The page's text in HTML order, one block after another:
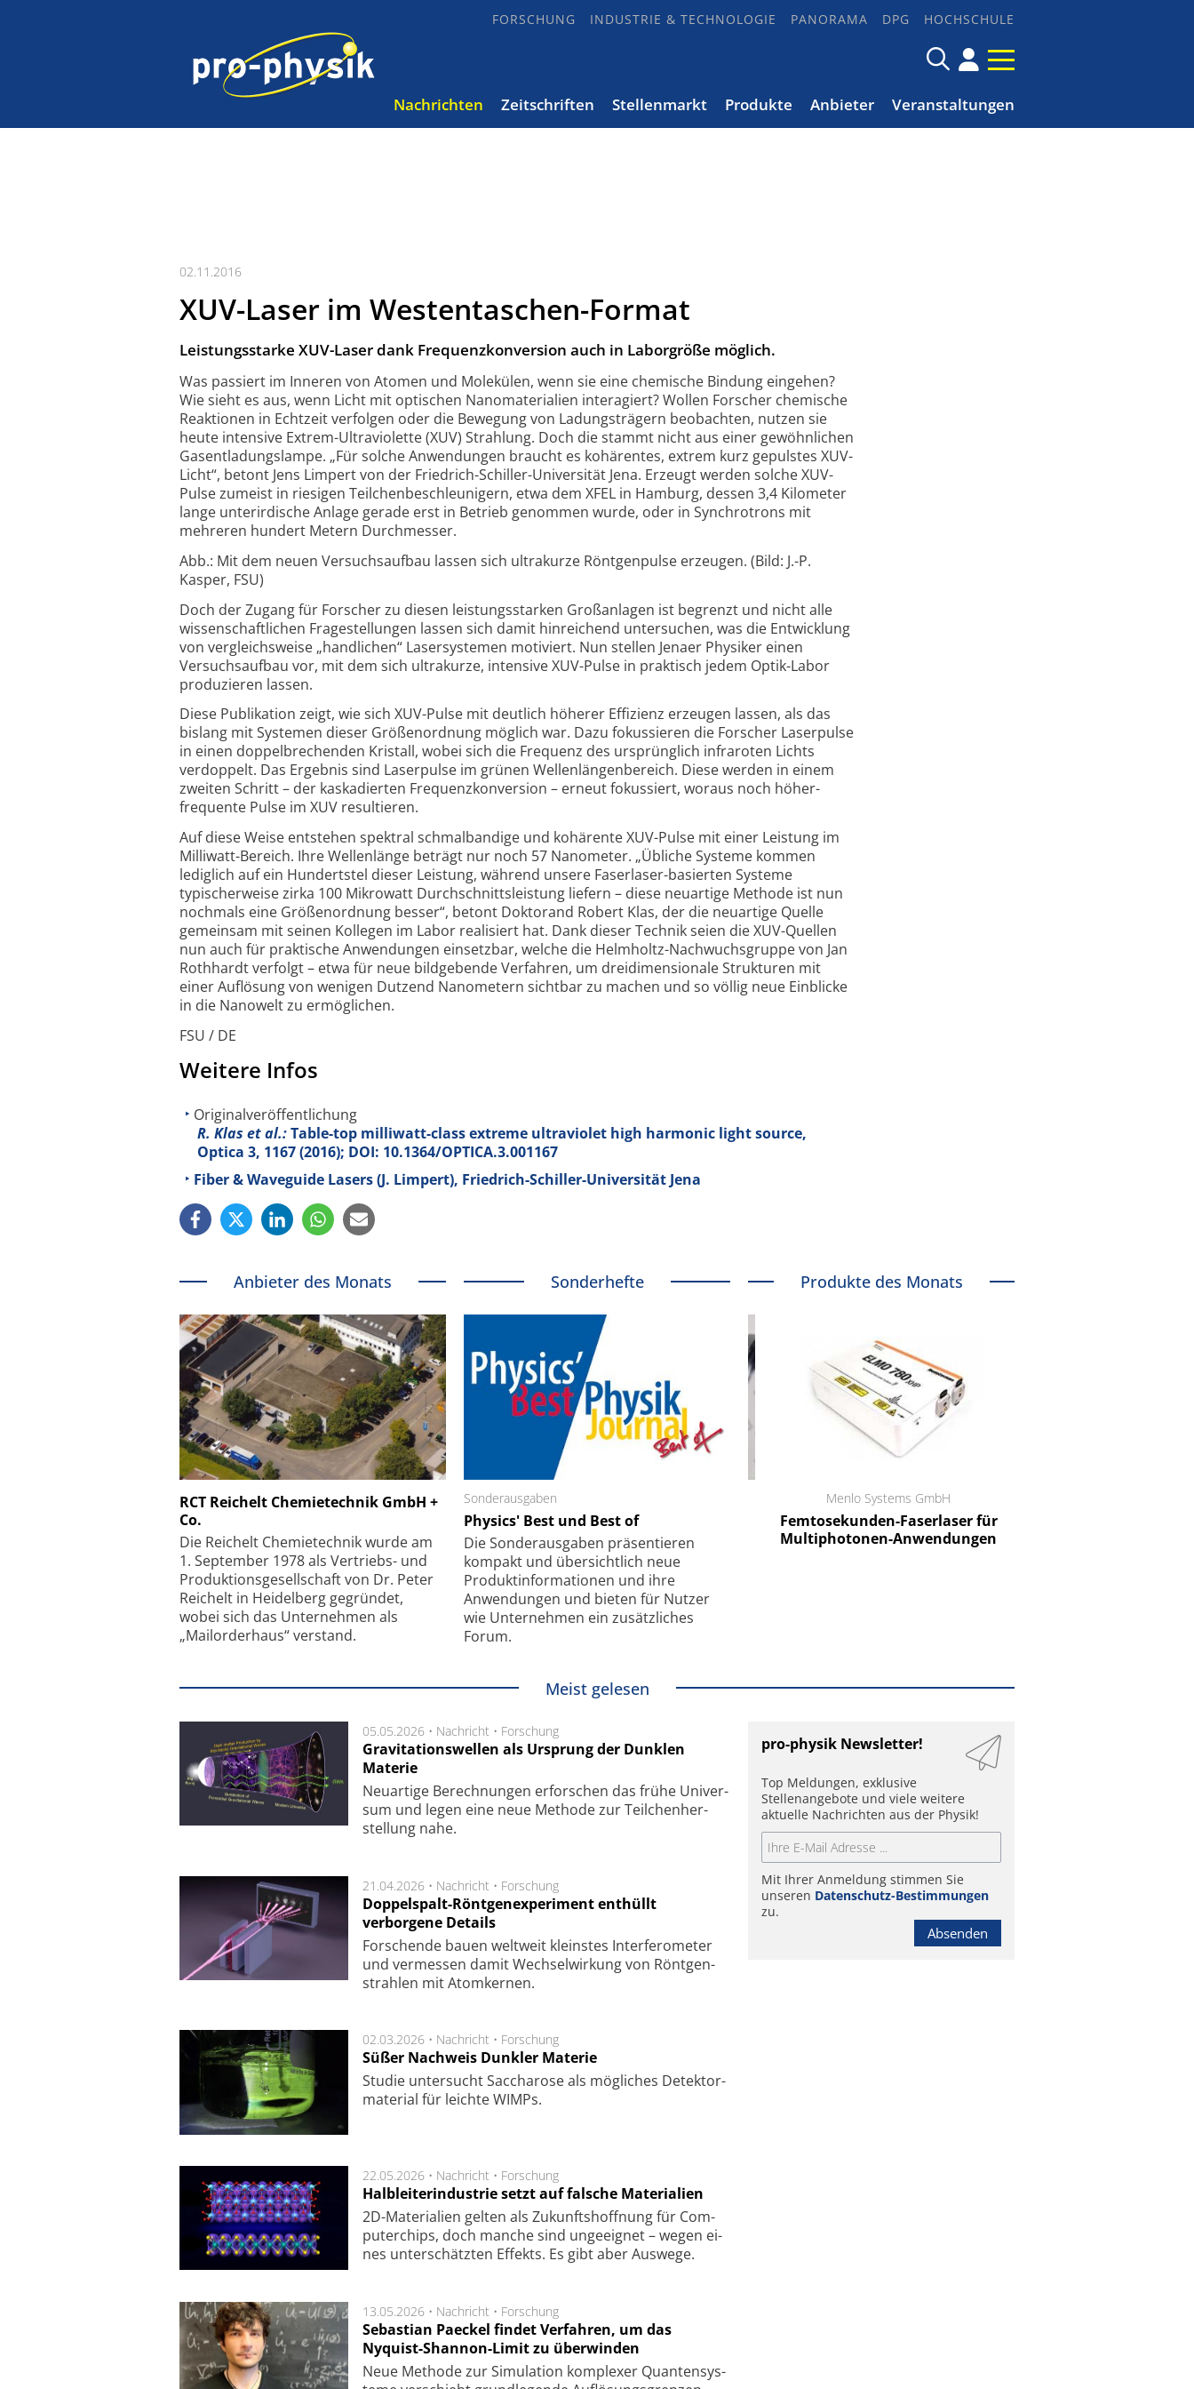
FORSCHUNG INDUSTRIE & TECHNOLOGIE PANORAMA DPG HOCHSCHULE
Nachrichten Zeitschriften Stellenmarkt Produkte Anbieter Veranstaltungen
02.11.2016
XUV-Laser im Westentaschen-Format
Leistungsstarke XUV-Laser dank Frequenzkonversion auch in Laborgröße möglich.
Was passiert im Inneren von Atomen und Molekülen, wenn sie eine chemische Bindung eingehen?
Wie sieht es aus, wenn Licht mit optischen Nano­materialien interagiert? Wollen Forscher chemische
Reaktionen in Echtzeit verfolgen oder die Bewegung von Ladungs­trägern beobachten, nutzen sie
heute intensive Extrem-Ultra­violette (XUV) Strahlung. Doch die stammt nicht aus einer gewöhnlichen
Gas­entladungs­lampe. „Für solche Anwendungen braucht es kohärentes, extrem kurz gepulstes XUV-
Licht“, betont Jens Limpert von der Friedrich-Schiller-Universität Jena. Erzeugt werden solche XUV-
Pulse zumeist in riesigen Teilchen­beschleunigern, etwa dem XFEL in Hamburg, dessen 3,4 Kilometer
lange unterirdische Anlage gerade erst in Betrieb genommen wurde, oder in Synchrotrons mit
mehreren hundert Metern Durchmesser.
Abb.: Mit dem neuen Versuchsaufbau lassen sich ultrakurze Röntgenpulse erzeugen. (Bild: J.-P.
Kasper, FSU)
Doch der Zugang für Forscher zu diesen leistungsstarken Groß­anlagen ist begrenzt und nicht alle
wissenschaftlichen Frage­stellungen lassen sich damit hinreichend untersuchen, was die Entwicklung
von vergleichs­weise „handlichen“ Laser­systemen motiviert. Nun stellen Jenaer Physiker einen
Versuchs­aufbau vor, mit dem sich ultrakurze, intensive XUV-Pulse in praktisch jedem Optik-Labor
produzieren lassen.
Diese Publikation zeigt, wie sich XUV-Pulse mit deutlich höherer Effizienz erzeugen lassen, als das
bislang mit Systemen dieser Größen­ordnung möglich war. Dazu fokussieren die Forscher Laser­pulse
in einen doppel­brechenden Kristall, wobei sich die Frequenz des ursprünglich infra­roten Lichts
verdoppelt. Das Ergebnis sind Laserpulse im grünen Wellen­längen­bereich. Diese werden in einem
zweiten Schritt – der kaskadierten Frequenz­konversion – erneut fokussiert, woraus noch höher­
frequente Pulse im XUV resultieren.
Auf diese Weise entstehen spektral schmalbandige und kohärente XUV-Pulse mit einer Leistung im
Milliwatt-Bereich. Ihre Wellenlänge beträgt nur noch 57 Nanometer. „Übliche Systeme kommen
lediglich auf ein Hundertstel dieser Leistung, während unsere Faserlaser-basierten Systeme
typischer­weise zirka 100 Mikrowatt Durchschnitts­leistung liefern – diese neuartige Methode ist nun
nochmals eine Größen­ordnung besser“, betont Doktorand Robert Klas, der die neuartige Quelle
gemeinsam mit seinen Kollegen im Labor realisiert hat. Dank dieser Technik seien die XUV-Quellen
nun auch für praktische Anwendungen einsetzbar, welche die Helmholtz-Nachwuchs­gruppe von Jan
Rothhardt verfolgt – etwa für neue bildgebende Verfahren, um drei­dimensionale Strukturen mit
einer Auflösung von wenigen Dutzend Nanometern sichtbar zu machen und so völlig neue Einblicke
in die Nanowelt zu ermöglichen.
FSU / DE
Weitere Infos
Originalveröffentlichung
R. Klas et al.:Table-top milliwatt-class extreme ultraviolet high harmonic light source,
Optica 3, 1167 (2016); DOI: 10.1364/OPTICA.3.001167
Fiber & Waveguide Lasers (J. Limpert), Friedrich-Schiller-Universität Jena
Anbieter des Monats
RCT Reichelt Chemietechnik GmbH +
Co.
Die Reichelt Chemietechnik wurde am
1. September 1978 als Vertriebs- und
Produktionsgesellschaft von Dr. Peter
Reichelt in Heidelberg gegründet,
wobei sich das Unternehmen als
„Mailorderhaus“ verstand.
Sonderhefte
Sonderausgaben
Physics' Best und Best of
Die Sonder­ausgaben präsentieren
kompakt und übersichtlich neue
Produkt­informationen und ihre
Anwendungen und bieten für Nutzer
wie Unternehmen ein zusätzliches
Forum.
Produkte des Monats
Schäfter + Kirchhoff GmbH
Feinfokussierungsmechanismus
Elektronenmikroskopie auf
kleinstem Raum
Menlo Systems GmbH
Femtosekunden-Faserlaser für
Multiphotonen-Anwendungen
Meist gelesen
05.05.2026 • Nachricht • Forschung
Gravitationswellen als Ursprung der Dunklen
Materie
Neu­artige Be­rech­nung­en er­for­schen das frü­he Uni­ver­
sum und legen eine neue Me­tho­de zur Teil­chen­her­
stel­lung nahe.
21.04.2026 • Nachricht • Forschung
Doppelspalt-Röntgenexperiment enthüllt
verborgene Details
For­schen­de bau­en welt­weit kleins­tes In­ter­fe­ro­me­ter
und ver­mes­sen da­mit Wech­sel­wir­kung von Rönt­gen­
strah­len mit Atom­ker­nen.
02.03.2026 • Nachricht • Forschung
Süßer Nachweis Dunkler Materie
Studie unter­sucht Saccha­ro­se als mög­li­ches De­tek­tor­
ma­te­rial für leich­te WIMPs.
22.05.2026 • Nachricht • Forschung
Halbleiterindustrie setzt auf falsche Materialien
2D-Mate­ri­a­li­en gel­ten als Zu­kunfts­hoff­nung für Com­
pu­ter­chips, doch man­che sind un­ge­eig­net – we­gen ei­
nes un­ter­schätz­ten Ef­fekts. Es gibt aber Aus­we­ge.
13.05.2026 • Nachricht • Forschung
Sebastian Paeckel findet Verfahren, um das
Nyquist-Shannon-Limit zu überwinden
Neue Methode zur Simu­la­tion kom­ple­xer Quan­ten­sys­
pro-physik Newsletter!
Top Meldungen, exklusive
Stellenangebote und viele weitere
aktuelle Nachrichten aus der Physik!
Mit Ihrer Anmeldung stimmen Sie
unseren Datenschutz-Bestimmungen
zu.
Absenden